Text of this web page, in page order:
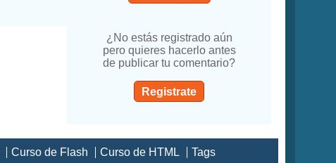
¿No estás registrado aún
pero quieres hacerlo antes
de publicar tu comentario?
Registrate
Curso de Flash Curso de HTML Tags